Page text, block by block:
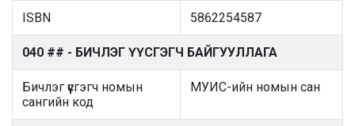
ISBN 5862254587
040 ## - БИЧЛЭГ ҮҮСГЭГЧ БАЙГУУЛЛАГА
Бичлэг үүсгэгч номын
сангийн код
МУИС-ийн номын сан